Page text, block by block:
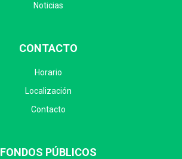
Noticias
CONTACTO
Horario
Localización
Contacto
FONDOS PÚBLICOS